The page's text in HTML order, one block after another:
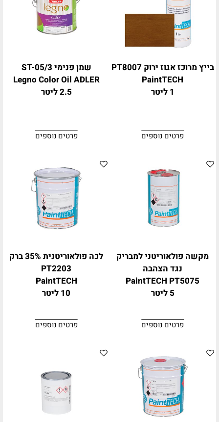
בייץ מרוכז אגוז ירוק PT8007
PaintTECH
1 ליטר
פרטים נוספים
שמן פנימי ST-05/3
Legno Color Oil ADLER
2.5 ליטר
פרטים נוספים
מקשה פולאוריטני למבריק
נגד הצהבה
PaintTECH PT5075
5 ליטר
פרטים נוספים
לכה פולאוריטנית 35% ברק
PT2203
PaintTECH
10 ליטר
פרטים נוספים